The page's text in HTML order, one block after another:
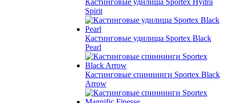
Spirit
Кастинговые удилища Sportex Black
Pearl
Кастинговые спиннинги Sportex Black
Arrow